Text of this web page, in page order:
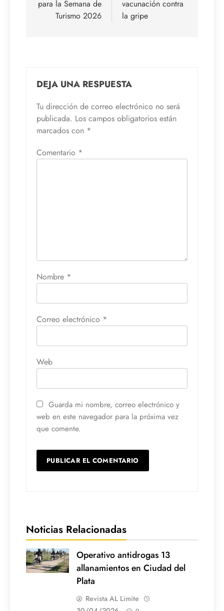
para la Semana de
Turismo 2026
vacunación contra
la gripe
DEJA UNA RESPUESTA
Tu dirección de correo electrónico no será
publicada. Los campos obligatorios están
marcados con *
Comentario *
Nombre *
Correo electrónico *
Web
Guarda mi nombre, correo electrónico y
web en este navegador para la próxima vez
que comente.
Noticias Relacionadas
Operativo antidrogas 13
allanamientos en Ciudad del
Plata
Revista AL Limite